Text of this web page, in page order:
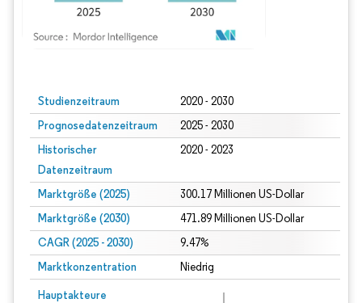
Studienzeitraum 2020 - 2030
Prognosedatenzeitraum 2025 - 2030
Historischer
Datenzeitraum
2020 - 2023
Marktgröße (2025) 300.17 Millionen US-Dollar
Marktgröße (2030) 471.89 Millionen US-Dollar
CAGR (2025 - 2030) 9.47%
Marktkonzentration Niedrig
Hauptakteure